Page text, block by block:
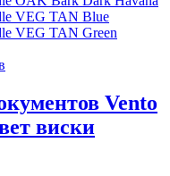
Vento
виски